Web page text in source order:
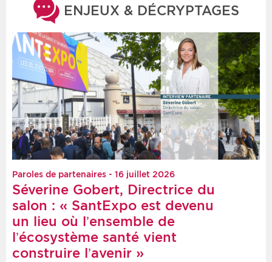
ENJEUX & DÉCRYPTAGES
Paroles de partenaires - 16 juillet 2026
Séverine Gobert, Directrice du
salon : « SantExpo est devenu
un lieu où l’ensemble de
l’écosystème santé vient
construire l’avenir »